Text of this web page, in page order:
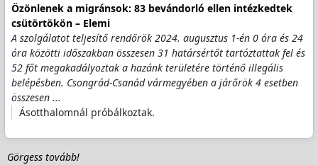
Özönlenek a migránsok: 83 bevándorló ellen intézkedtek
csütörtökön – Elemi
A szolgálatot teljesítő rendőrök 2024. augusztus 1-én 0 óra és 24
óra közötti időszakban összesen 31 határsértőt tartóztattak fel és
52 főt megakadályoztak a hazánk területére történő illegális
belépésben. Csongrád-Csanád vármegyében a járőrök 4 esetben
összesen ...
Ásotthalomnál próbálkoztak.
Görgess tovább!